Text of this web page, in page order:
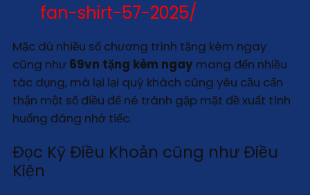
fan-shirt-57-2025/
Mặc dù nhiều số chương trình tặng kèm ngay
cũng như 69vn tặng kèm ngay mang đến nhiều
tác dụng, mà lại lại quý khách cũng yêu cầu cẩn
thận một số điều để né tránh gặp mặt đề xuất tình
huống đáng nhớ tiếc.
Đọc Kỹ Điều Khoản cũng như Điều
Kiện